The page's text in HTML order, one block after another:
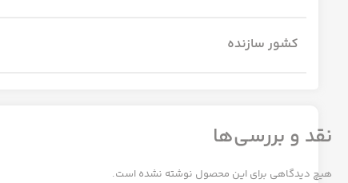
کشور سازنده
نقد و بررسی‌ها
هیچ دیدگاهی برای این محصول نوشته نشده است.